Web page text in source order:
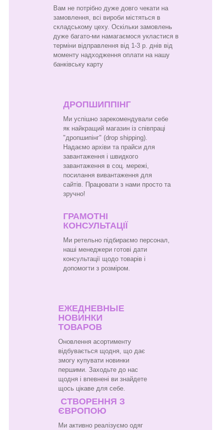
Вам не потрібно дуже довго чекати на
замовлення, всі вироби містяться в
складському цеху. Оскільки замовлень
дуже багато-ми намагаємося укластися в
терміни відправлення від 1-3 р. днів від
моменту надходження оплати на нашу
банківську карту
ДРОПШИППІНГ
Ми успішно зарекомендували себе
як найкращий магазин із співпраці
"дропшипінг" (drop shipping).
Надаємо архіви та прайси для
завантаження і швидкого
завантаження в соц. мережі,
посилання вивантаження для
сайтів. Працювати з нами просто та
зручно!
ГРАМОТНІ
КОНСУЛЬТАЦІЇ
Ми ретельно підбираємо персонал,
наші менеджери готові дати
консультації щодо товарів і
допомогти з розміром.
ЕЖЕДНЕВНЫЕ
НОВИНКИ
ТОВАРОВ
Оновлення асортименту
відбувається щодня, що дає
змогу купувати новинки
першими. Заходьте до нас
щодня і впевнені ви знайдете
щось цікаве для себе.
СТВОРЕННЯ З
ЄВРОПОЮ
Ми активно реалізуємо одяг